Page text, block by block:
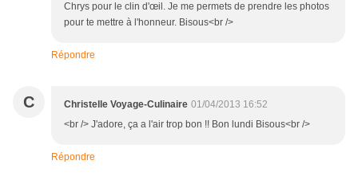
Chrys pour le clin d'œil. Je me permets de prendre les photos
pour te mettre à l'honneur. Bisous<br />
Répondre
C Christelle Voyage-Culinaire 01/04/2013 16:52
<br /> J'adore, ça a l'air trop bon !! Bon lundi Bisous<br />
Répondre